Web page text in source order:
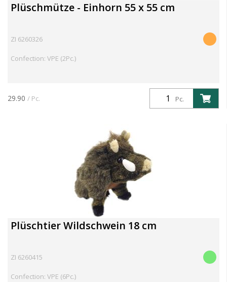
Plüschmütze - Einhorn 55 x 55 cm
ZI 6260326
Confection: VPE (2Pc.)
Pc.
29.90 / Pc.
Plüschtier Wildschwein 18 cm
ZI 6260415
Confection: VPE (6Pc.)